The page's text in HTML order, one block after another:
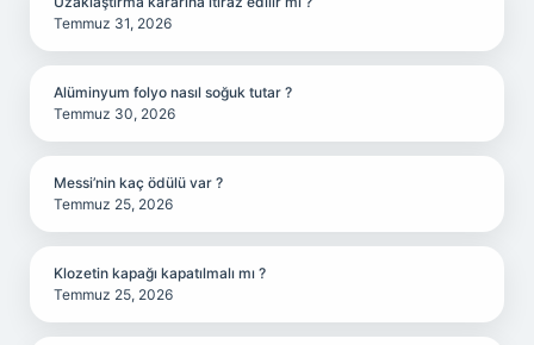
Temmuz 31, 2026
Alüminyum folyo nasıl soğuk tutar ?
Temmuz 30, 2026
Messi’nin kaç ödülü var ?
Temmuz 25, 2026
Klozetin kapağı kapatılmalı mı ?
Temmuz 25, 2026